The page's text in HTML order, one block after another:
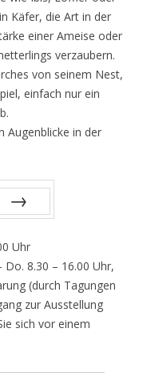
Käfer, die Art in der
einer Ameise oder
verzaubern.
von seinem Nest,
einfach nur ein
Augenblicke in der
Uhr
8.30 – 16.00 Uhr,
(durch Tagungen
zur Ausstellung
sich vor einem